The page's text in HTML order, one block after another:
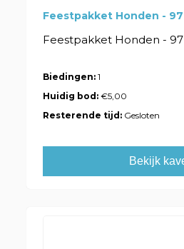
Feestpakket Honden -
Feestpakket Honden - 97
Biedingen: 1
Huidig bod:€5,00
Resterende tijd: Gesloten
Bekijk